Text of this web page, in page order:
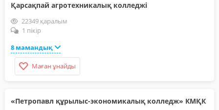
Қарсақпай агротехникалық колледжі
22349 қаралым
1 пікір
8 мамандық
Маған ұнайды
«Петропавл құрылыс-экономикалық колледж» КМҚК